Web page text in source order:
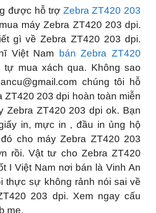
được hỗ trợ Zebra ZT420 203
máy Zebra ZT420 203 dpi.
gì về Zebra ZT420 203 dpi.
Việt Nam
bán Zebra ZT420
tự mua xách qua. Không sao
chúng tôi hỗ
ZT420 203 dpi hoàn toàn miễn
Zebra ZT420 203 dpi ok. Bạn
in, mực in , đầu in ủng hộ
cho máy Zebra ZT420 203
rồi. Vật tư cho Zebra ZT420
I Việt Nam nơi bán là Vinh An
thực sự không rảnh nói sai về
203 dpi. Xem ngay cấu
mẹ.